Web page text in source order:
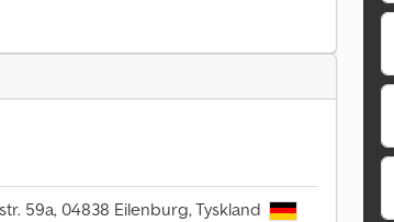
59a, 04838 Eilenburg, Tyskland